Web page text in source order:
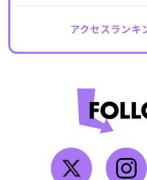
アクセスランキ